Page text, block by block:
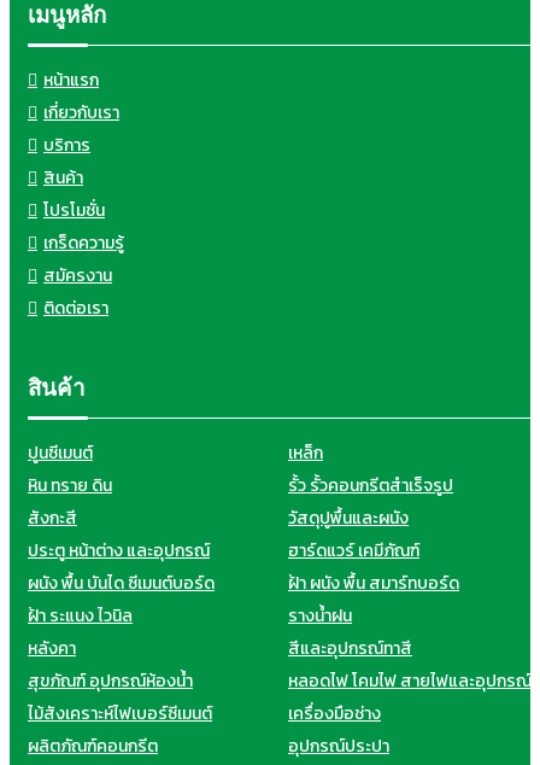
เมนูหลัก
หน้าแรก
เกี่ยวกับเรา
บริการ
สินค้า
โปรโมชั่น
เกร็ดความรู้
สมัครงาน
ติดต่อเรา
สินค้า
ปูนซีเมนต์
เหล็ก
หิน ทราย ดิน
รั้ว รั้วคอนกรีตสำเร็จรูป
สังกะสี
วัสดุปูพื้นและผนัง
ประตู หน้าต่าง และอุปกรณ์
ฮาร์ดแวร์ เคมีภัณฑ์
ผนัง พื้น บันได ซีเมนต์บอร์ด
ฝ้า ผนัง พื้น สมาร์ทบอร์ด
ฝ้า ระแนง ไวนิล
รางน้ำฝน
หลังคา
สีและอุปกรณ์ทาสี
สุขภัณฑ์ อุปกรณ์ห้องน้ำ
หลอดไฟ โคมไฟ สายไฟและอุปกรณ์
ไม้สังเคราะห์ไฟเบอร์ซีเมนต์
เครื่องมือช่าง
ผลิตภัณฑ์คอนกรีต
อุปกรณ์ประปา